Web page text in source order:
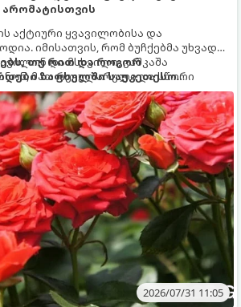
აქტიური ყვავილობისა და
იმისათვის, რომ ბუჩქებმა უხვად,
და მსხვილი, კაშკაშა
მათ რეგულარული და სწორი
ზაფხულის პერიოდში მცენარის
ამიტომ მნიშვნელოვანია
გამოიყენება ამ დროს.
თუ რით და როგორ
ზაფხულში საუკეთესო
2026/07/31 11:05